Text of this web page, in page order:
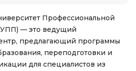
Профессиональной
— это ведущий
предлагающий программы
переподготовки и
для специалистов из